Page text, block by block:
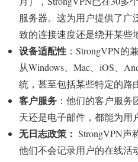
服务器。这为用户提供了广
致的连接速度还是绕开某些
设备适配性 ：StrongVPN的
从Windows、Mac、iOS、
统，甚至包括某些特定的路
客户服务 ：他们的客户服
天还是电子邮件，都能为用
无日志政策： StrongVPN声
他们不会记录用户的在线活